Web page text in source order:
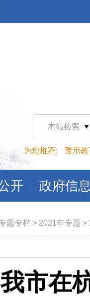
本站检索
为您推荐: 警示教
开 政府信
题专栏 > 2021年专题 >
我市在